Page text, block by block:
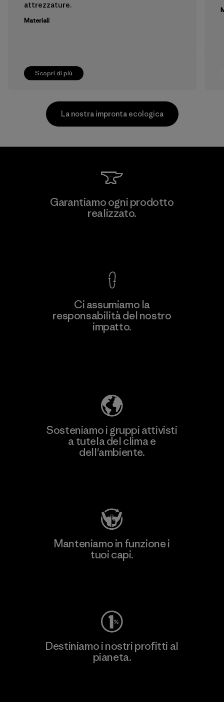
Scopri di più
attrezzature.
Materiali
La nostra impronta ecologica
Garantiamo ogni prodotto
realizzato.
Ci assumiamo la
responsabilità del nostro
impatto.
Sosteniamo i gruppi attivisti
a tutela del clima e
dell'ambiente.
Manteniamo in funzione i
tuoi capi.
Destiniamo i nostri profitti al
pianeta.